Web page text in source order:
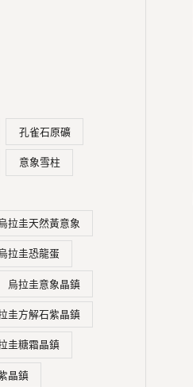
孔雀石原礦
意象雪柱
拉圭天然黃意象
拉圭恐龍蛋
烏拉圭意象晶鎮
圭方解石紫晶鎮
圭糖霜晶鎮
晶鎮